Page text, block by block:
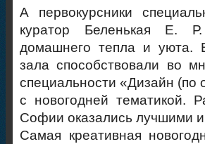
А первокурсники
куратор Беленькая Е.
домашнего тепла и уюта.
зала способствовали во
специальности «Дизайн (по
с новогодней тематикой.
Софии оказались лучшими
Самая креативная